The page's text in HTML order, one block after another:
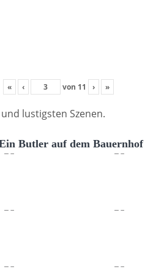
« ‹ von 11 › »
lustigsten Szenen.
Butler auf dem Bauernhof